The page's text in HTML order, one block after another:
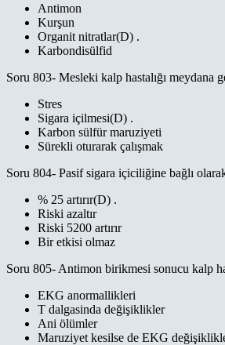
Antimon
Kurşun
Organit nitratlar(D) .
Karbondisülfid
Soru 803- Mesleki kalp hastalığı meydana
Stres
Sigara içilmesi(D) .
Karbon sülfür maruziyeti
Sürekli oturarak çalışmak
Soru 804- Pasif sigara içiciliğine bağlı
% 25 artırır(D) .
Riski azaltır
Riski 5200 artırır
Bir etkisi olmaz
Soru 805- Antimon birikmesi sonucu kalp
EKG anormallikleri
T dalgasinda değişiklikler
Ani ölümler
Maruziyet kesilse de EKG